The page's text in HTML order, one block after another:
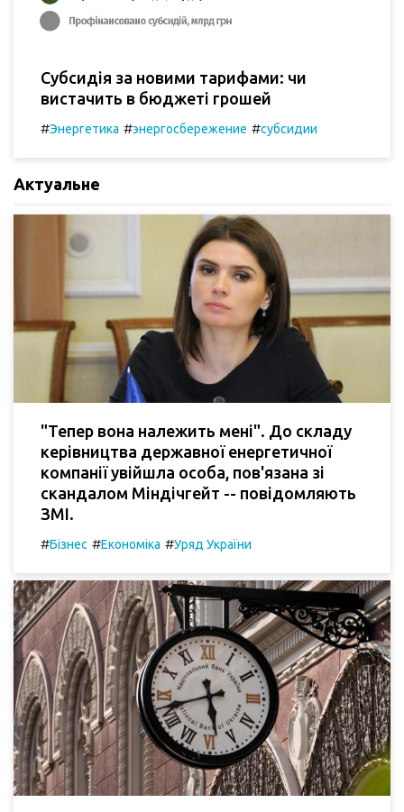
Субсидія за новими тарифами: чи
вистачить в бюджеті грошей
#Энергетика #энергосбережение #субсидии
Актуальне
"Тепер вона належить мені". До складу
керівництва державної енергетичної
компанії увійшла особа, пов'язана зі
скандалом Міндічгейт -- повідомляють
ЗМІ.
#Бізнес #Економіка #Уряд України